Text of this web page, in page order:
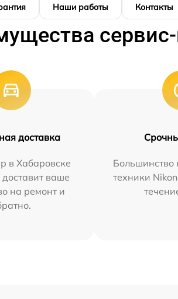
Наши работы Контакты
доставка
в Хабаровске
доставит ваше
на ремонт и
Большинство
техники